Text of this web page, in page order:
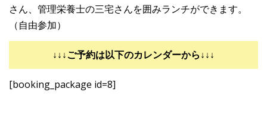
さん、管理栄養士の三宅さんを囲みランチができます。
（自由参加）
↓↓↓ご予約は以下のカレンダーから↓↓↓
[booking_package id=8]